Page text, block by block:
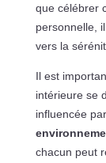
que célébrer
personnelle,
vers la
Il est
intérieure se
influencée
chacun peut